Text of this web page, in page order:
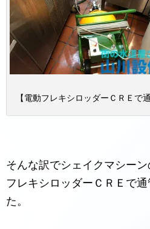
【電動フレキシロッダーＣＲＥで
そんな訳でシェイクマシー
フレキシロッダーＣＲＥで
た。